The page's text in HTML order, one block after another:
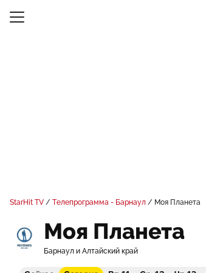
StarHit TV Телепрограмма - Барнаул Моя Планета
Моя Планета
Барнаул и Алтайский край